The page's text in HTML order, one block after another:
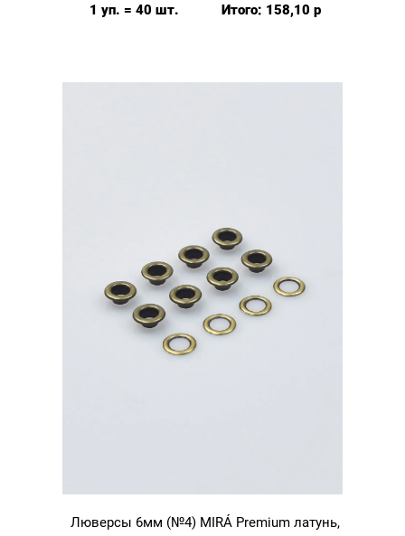
1 уп. = 40 шт. Итого: 158,10 р
Люверсы 6мм (№4) MIRÁ Premium латунь,